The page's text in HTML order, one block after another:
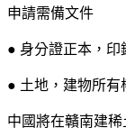
申請需備文件
● 身分證正本，印
● 土地，建物所有
中國將在贛南建